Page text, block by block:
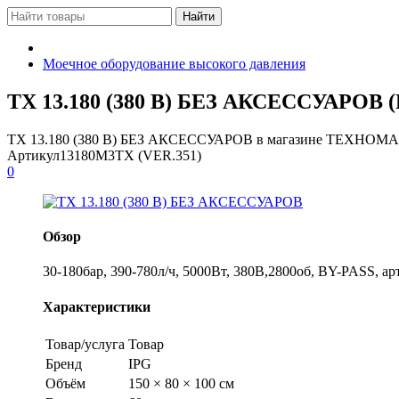
Моечное оборудование высокого давления
TX 13.180 (380 В) БЕЗ АКСЕССУАРОВ
TX 13.180 (380 В) БЕЗ АКСЕССУАРОВ в магазине
Артикул13180M3TX (VER.351)
0
Обзор
30-180бар, 390-780л/ч, 5000Вт, 380В,2800об, BY-PASS,
Характеристики
Товар/услуга Товар
Бренд
IPG
Объём
150 × 80 × 100 см